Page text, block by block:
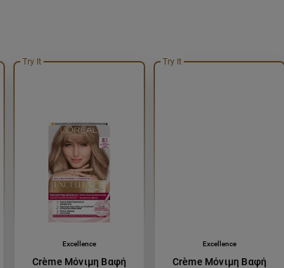
Try It
Excellence
Crème Μόνιμη Βαφή
Try It
Excellence
Crème Μόνιμη Βαφή